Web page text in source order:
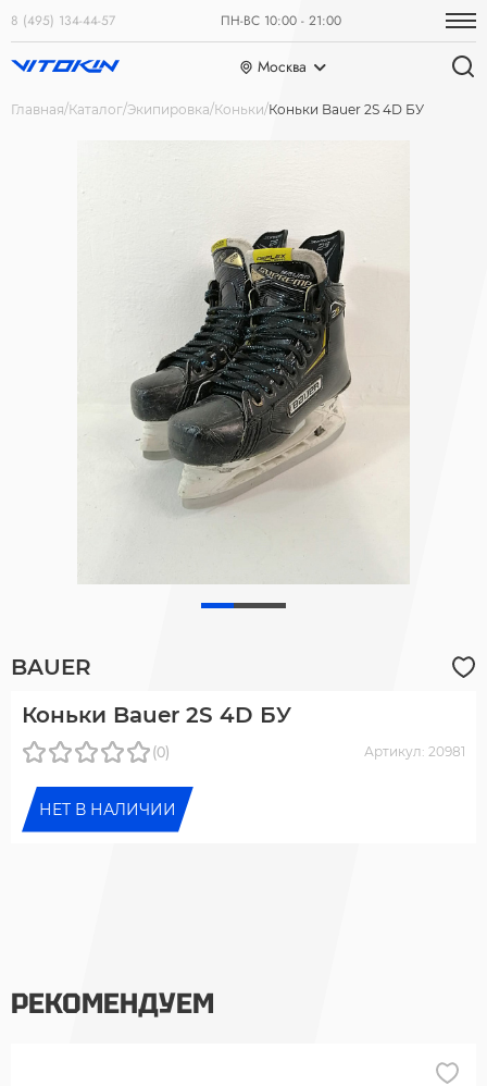
8 (495) 134-44-57 ПН-ВС 10:00 - 21:00
Москва
Главная Каталог Экипировка Коньки Коньки Bauer 2S 4D БУ
BAUER
Коньки Bauer 2S 4D БУ
(0) Артикул: 20981
НЕТ В НАЛИЧИИ
РЕКОМЕНДУЕМ